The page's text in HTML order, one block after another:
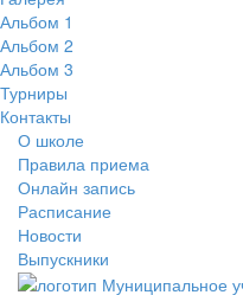
Альбом 1
Альбом 2
Альбом 3
Турниры
Контакты
О школе
Правила приема
Онлайн запись
Расписание
Новости
Выпускники